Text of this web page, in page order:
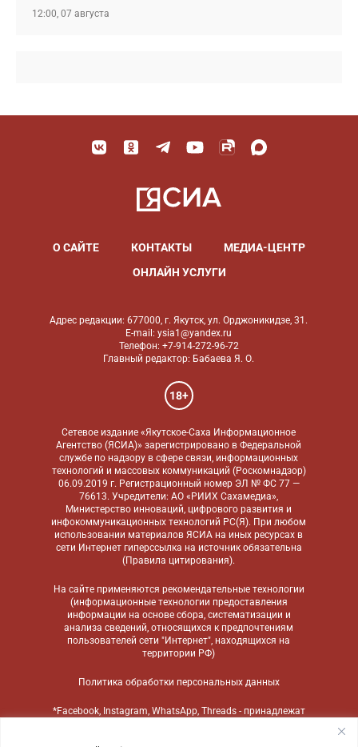
12:00, 07 августа
О САЙТЕ КОНТАКТЫ
МЕДИА-ЦЕНТР
ОНЛАЙН УСЛУГИ
Адрес редакции: 677000, г. Якутск, ул. Орджоникидзе, 31.
E-mail: ysia1@yandex.ru
Телефон: +7-914-272-96-72
Главный редактор: Бабаева Я. О.
18+
Сетевое издание «Якутское-Саха Информационное
Агентство (ЯСИА)» зарегистрировано в Федеральной
службе по надзору в сфере связи, информационных
технологий и массовых коммуникаций (Роскомнадзор)
06.09.2019 г. Регистрационный номер ЭЛ № ФС 77 —
76613. Учредители: АО «РИИХ Сахамедиа»,
Министерство инноваций, цифрового развития и
инфокоммуникационных технологий РС(Я). При любом
использовании материалов ЯСИА на иных ресурсах в
сети Интернет гиперссылка на источник обязательна
(Правила цитирования).
На сайте применяются рекомендательные технологии
(информационные технологии предоставления
информации на основе сбора, систематизации и
анализа сведений, относящихся к предпочтениям
пользователей сети "Интернет", находящихся на
территории РФ)
Политика обработки персональных данных
*Facebook, Instagram, WhatsApp, Threads - принадлежат